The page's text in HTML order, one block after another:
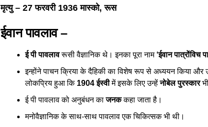
मृत्यु – 27 फरवरी 1936 मास्को, रूस
ईवान पावलाव –
ई पी पावलावरूसी वैज्ञानिक थे। इनका पूरा नाम ‘ईवान पात्रोंविच
इन्होंने पाचन क्रिया के दैहिकी का विशेष रूप से अध्ययन किया और
लोकप्रिय हुआ कि 1904 ईस्वीमें इसके लिए उन्हेंनोबेल पुरस्कार
ई पी पावलाव को अनुबंधन काजनककहा जाता है।
मनोवैज्ञानिक के साथ-साथ पावलाव एक चिकित्सक भी थी।